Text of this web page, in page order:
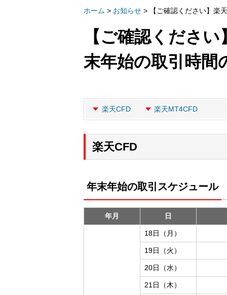
ホーム > お知らせ > 【ご確認ください】楽
【ご確認くださ
末年始の取引時間
楽天CFD 楽天MT4CFD
楽天CFD
年末年始の取引スケジュール
年月 日
18日（月）
19日（火）
20日（水）
21日（木）